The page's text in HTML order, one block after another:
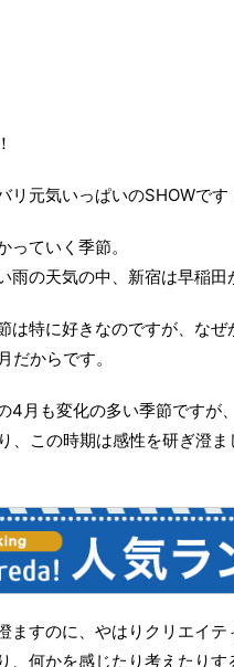
リ元気いっぱいのSHOWです
っていく季節。
雨の天気の中、新宿は早稲田
は特に好きなのですが、な
だからです。
4月も変化の多い季節ですが
、この時期は感性を研ぎ澄
ますのに、やはりクリエイテ
、何かを感じたり考えたり